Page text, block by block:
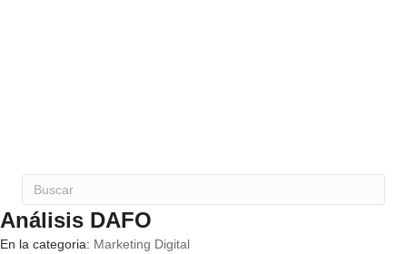
Análisis DAFO
En la categoria: Marketing Digital